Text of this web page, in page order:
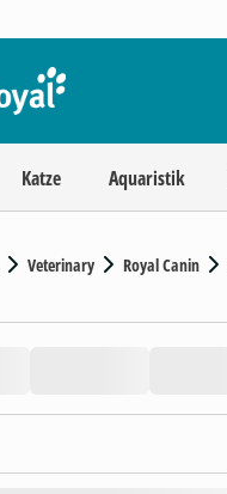
Katze Aquaristik
Veterinary Royal Canin